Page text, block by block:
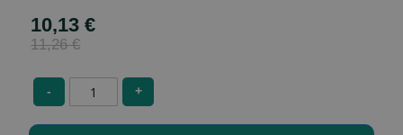
Special
Price
10,13 €
11,26 €
- +